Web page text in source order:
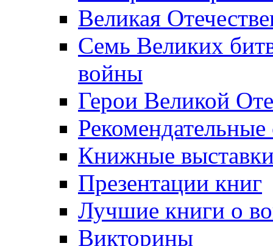
Великая
Семь Великих
войны
Герои Великой
Рекомендательные
Книжные
Презентации книг
Лучшие книги о
Викторины